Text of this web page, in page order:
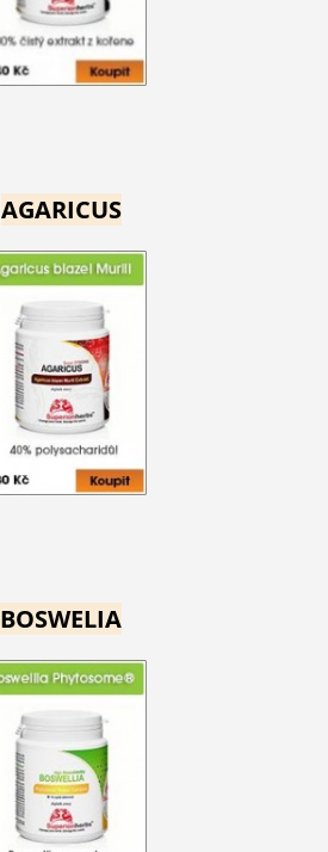
AGARICUS
BOSWELIA